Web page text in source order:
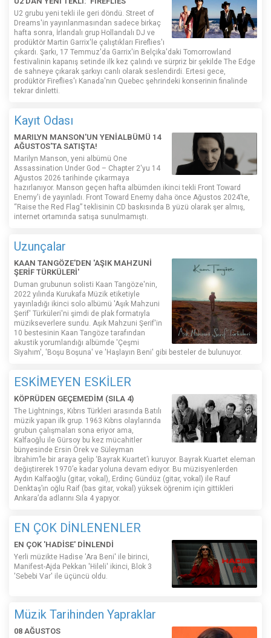
U2 grubu yeni tekli ile geri döndü. Street of
Dreams'in yayınlanmasından sadece birkaç
hafta sonra, İrlandalı grup Hollandalı DJ ve
prodüktör Martin Garrix'le çalıştıkları Fireflies'ı
çıkardı. Şarkı, 17 Temmuz'da Garrix'in Belçika'daki Tomorrowland
festivalinin kapanış setinde ilk kez çalındı ​​ve sürpriz bir şekilde The Edge
de sahneye çıkarak şarkıyı canlı olarak seslendirdi. Ertesi gece,
prodüktör Fireflies'ı Kanada'nın Quebec şehrindeki konserinin finalinde
tekrar dinletti.
Kayıt Odası
MARILYN MANSON'UN YENİALBÜMÜ 14
AĞUSTOS'TA SATIŞTA!
Marilyn Manson, yeni albümü One
Assassination Under God – Chapter 2'yu 14
Ağustos 2026 tarihinde çıkarmaya
hazırlanıyor. Manson geçen hafta albümden ikinci tekli Front Toward
Enemy'i de yayınladı. Front Toward Enemy daha önce Ağustos 2024’te,
“Raise the Red Flag” teklisinin CD baskısında B yüzü olarak şer almış,
internet ortamında satışa sunulmamıştı.
Uzunçalar
KAAN TANGÖZE'DEN 'AŞIK MAHZUNİ
ŞERİF TÜRKÜLERİ'
Duman grubunun solisti Kaan Tangöze'nin,
2022 yılında Kurukafa Müzik etiketiyle
yayınladığı ikinci solo albümü 'Aşık Mahzuni
Şerif' Türküleri'ni şimdi de plak formatıyla
müzikseverlere sundu. Aşık Mahzuni Şerif'in
10 bestesinin Kaan Tangöze tarafından
akustik yorumlandığı albümde 'Çeşmi
Siyahım', 'Boşu Boşuna' ve 'Haşlayın Beni' gibi besteler de bulunuyor.
ESKİMEYEN ESKİLER
KÖPRÜDEN GEÇEMEDİM (SILA 4)
The Lightnings, Kıbrıs Türkleri arasında Batılı
müzik yapan ilk grup. 1963 Kıbrıs olaylarında
grubun çalışmaları sona eriyor ama,
Kalfaoğlu ile Gürsoy bu kez mücahitler
bünyesinde Ersin Örek ve Süleyman
İbrahim’le bir araya gelip ‘Bayrak Kuartet’i kuruyor. Bayrak Kuartet eleman
değiştirerek 1970’e kadar yoluna devam ediyor. Bu müzisyenlerden
Aydın Kalfaoğlu (gitar, vokal), Erdinç Gündüz (gitar, vokal) ile Rauf
Denktaş’ın oğlu Raif (bas gitar, vokal) yüksek öğrenim için gittikleri
Ankara’da adlarını Sıla 4 yapıyor.
EN ÇOK DİNLENENLER
EN ÇOK 'HADİSE' DİNLENDİ
Yerli müzikte Hadise 'Ara Beni' ile birinci,
Manifest-Ajda Pekkan 'Hileli' ikinci, Blok 3
'Sebebi Var' ile üçüncü oldu.
Müzik Tarihinden Yapraklar
08 AĞUSTOS